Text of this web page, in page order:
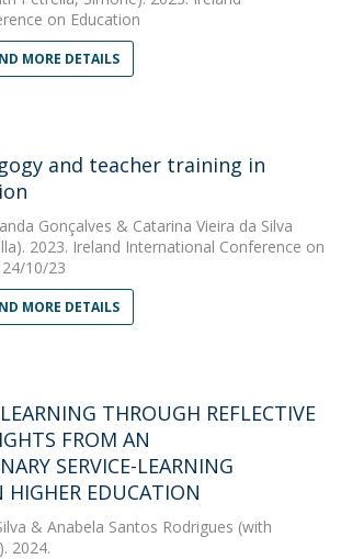
on Education
MORE DETAILS
and teacher training in
Gonçalves & Catarina Vieira da Silva
2023. Ireland International Conference on
10/23
MORE DETAILS
THROUGH REFLECTIVE
FROM AN
SERVICE-LEARNING
HIGHER EDUCATION
& Anabela Santos Rodrigues (with
2024.